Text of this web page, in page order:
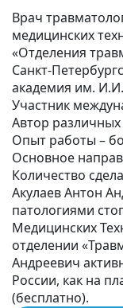
Врач
медицинских
«Отделения
Санкт-
академия им.
Участник
Автор
Опыт работы –
Основное
Количество
Акулаев Антон
патологиями
Медицинских
отделении
Андреевич
России, как на
(бесплатно).